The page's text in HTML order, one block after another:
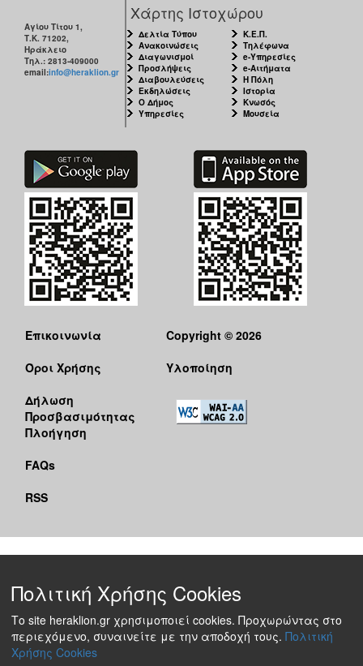
Αγίου Τίτου 1,
Τ.Κ. 71202,
Ηράκλειο
Τηλ.: 2813-409000
email:info@heraklion.gr
Χάρτης Ιστοχώρου
Δελτία Τύπου
Ανακοινώσεις
Διαγωνισμοί
Προσλήψεις
Διαβουλεύσεις
Εκδηλώσεις
Ο Δήμος
Υπηρεσίες
Κ.Ε.Π.
Τηλέφωνα
e-Υπηρεσίες
e-Αιτήματα
Η Πόλη
Ιστορία
Κνωσός
Μουσεία
Επικοινωνία
Όροι Χρήσης
Δήλωση
Προσβασιμότητας
Πλοήγηση
FAQs
RSS
Copyright © 2026
Υλοποίηση
Πολιτική Χρήσης Cookies
Το site heraklion.gr χρησιμοποιεί cookies. Προχωρώντας στο
περιεχόμενο, συναινείτε με την αποδοχή τους. Πολιτική
Χρήσης Cookies